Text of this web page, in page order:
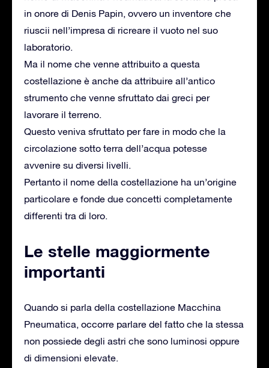
in onore di Denis Papin, ovvero un inventore che
riuscii nell’impresa di ricreare il vuoto nel suo
laboratorio.
Ma il nome che venne attribuito a questa
costellazione è anche da attribuire all’antico
strumento che venne sfruttato dai greci per
lavorare il terreno.
Questo veniva sfruttato per fare in modo che la
circolazione sotto terra dell’acqua potesse
avvenire su diversi livelli.
Pertanto il nome della costellazione ha un’origine
particolare e fonde due concetti completamente
differenti tra di loro.
Le stelle maggiormente
importanti
Quando si parla della costellazione Macchina
Pneumatica, occorre parlare del fatto che la stessa
non possiede degli astri che sono luminosi oppure
di dimensioni elevate.